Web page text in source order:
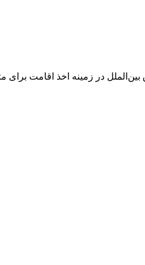
در زمینه اخذ اقامت برای